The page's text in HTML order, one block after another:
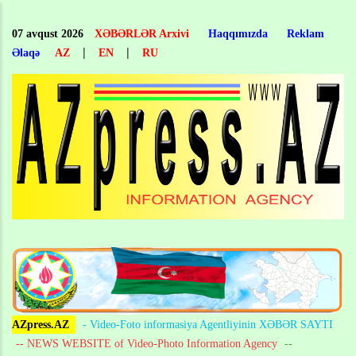
main
content
07 avqust 2026 XƏBƏRLƏR Arxivi Haqqımızda
Reklam
Əlaqə
AZ | EN | RU
AZpress.AZ
- Video-Foto informasiya Agentliyinin XƏBƏR SAYTI
-- NEWS WEBSITE of Video-Photo Information Agency --